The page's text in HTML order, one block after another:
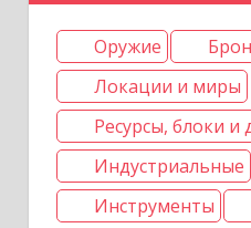
Оружие
Локации и миры
Ресурсы, блоки и
Индустриальные
Инструменты